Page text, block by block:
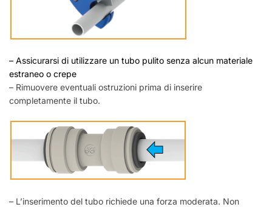
– Assicurarsi di utilizzare un tubo pulito senza alcun materiale
estraneo o crepe
– Rimuovere eventuali ostruzioni prima di inserire
completamente il tubo.
– L’inserimento del tubo richiede una forza moderata. Non